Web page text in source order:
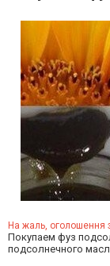
На жаль, оголошення
Покупаем фуз
подсолнечного